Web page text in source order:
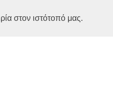
στον ιστότοπό μας.